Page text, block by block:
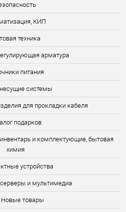
КИП
техника
арматура
питания
системы
для прокладки кабеля
подарков
и комплектующие, бытовая
химия
устройства
и мультимедиа
товары